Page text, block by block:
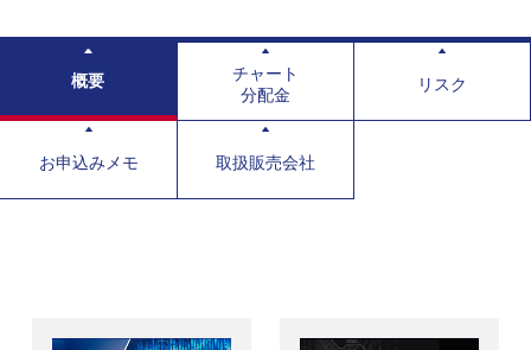
概要
チャート
分配金
リスク
お申込みメモ 取扱販売会社